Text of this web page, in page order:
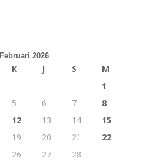
Februari 2026
K J S
M
1
5 6 7
8
12 13 14
15
19 20 21
22
26 27
28